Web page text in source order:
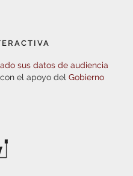
sus datos de audiencia
con el apoyo del Gobierno